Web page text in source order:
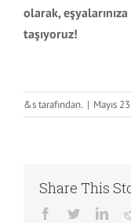
olarak,
taşıyoruz!
&s tarafından. | Mayıs
Share This
Facebook
Twitter